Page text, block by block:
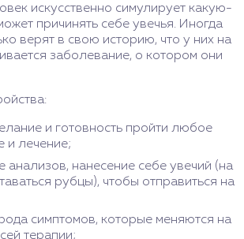
искусственно симулирует какую-
причинять себе увечья. Иногда
верят в свою историю, что у них на
заболевание, о котором они
и готовность пройти любое
и лечение;
анализов, нанесение себе увечий (на
рубцы), чтобы отправиться на
симптомов, которые меняются на
терапии;